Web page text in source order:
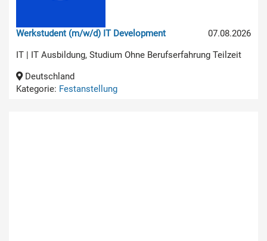
07.08.2026
Werkstudent (m/w/d) IT Development
IT | IT Ausbildung, Studium Ohne Berufserfahrung Teilzeit
Deutschland
Kategorie: Festanstellung